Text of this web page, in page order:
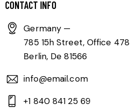
CONTACT INFO
Germany —
785 15h Street, Office 478
Berlin, De 81566
info@email.com
+1 840 841 25 69